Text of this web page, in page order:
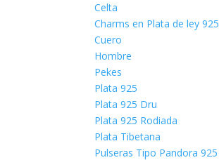
Celta
Charms en Plata de ley 925
Cuero
Hombre
Pekes
Plata 925
Plata 925 Dru
Plata 925 Rodiada
Plata Tibetana
Pulseras Tipo Pandora 925